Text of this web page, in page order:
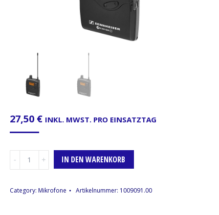
27,50 € INKL. MWST. PRO EINSATZTAG
Taschenempfänger
300
IN DEN WARENKORB
Category: Mikrofone Artikelnummer: 1009091.00